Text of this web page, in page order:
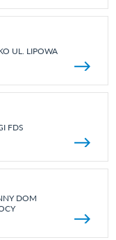
UL. LIPOWA
FDS
DOM